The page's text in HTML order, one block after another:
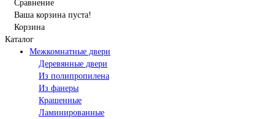
Сравнение
Ваша корзина пуста!
Корзина
Каталог
Межкомнатные двери
Деревянные двери
Из полипропилена
Из фанеры
Крашенные
Ламинированные